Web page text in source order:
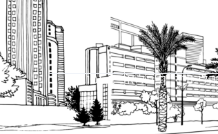
עיריית תל אביב-יפו.